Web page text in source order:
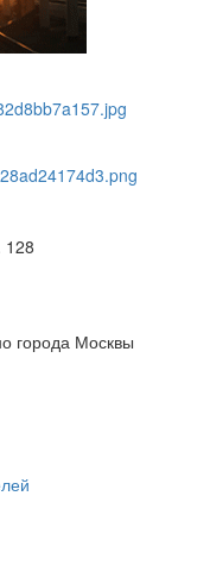
128
города Москвы